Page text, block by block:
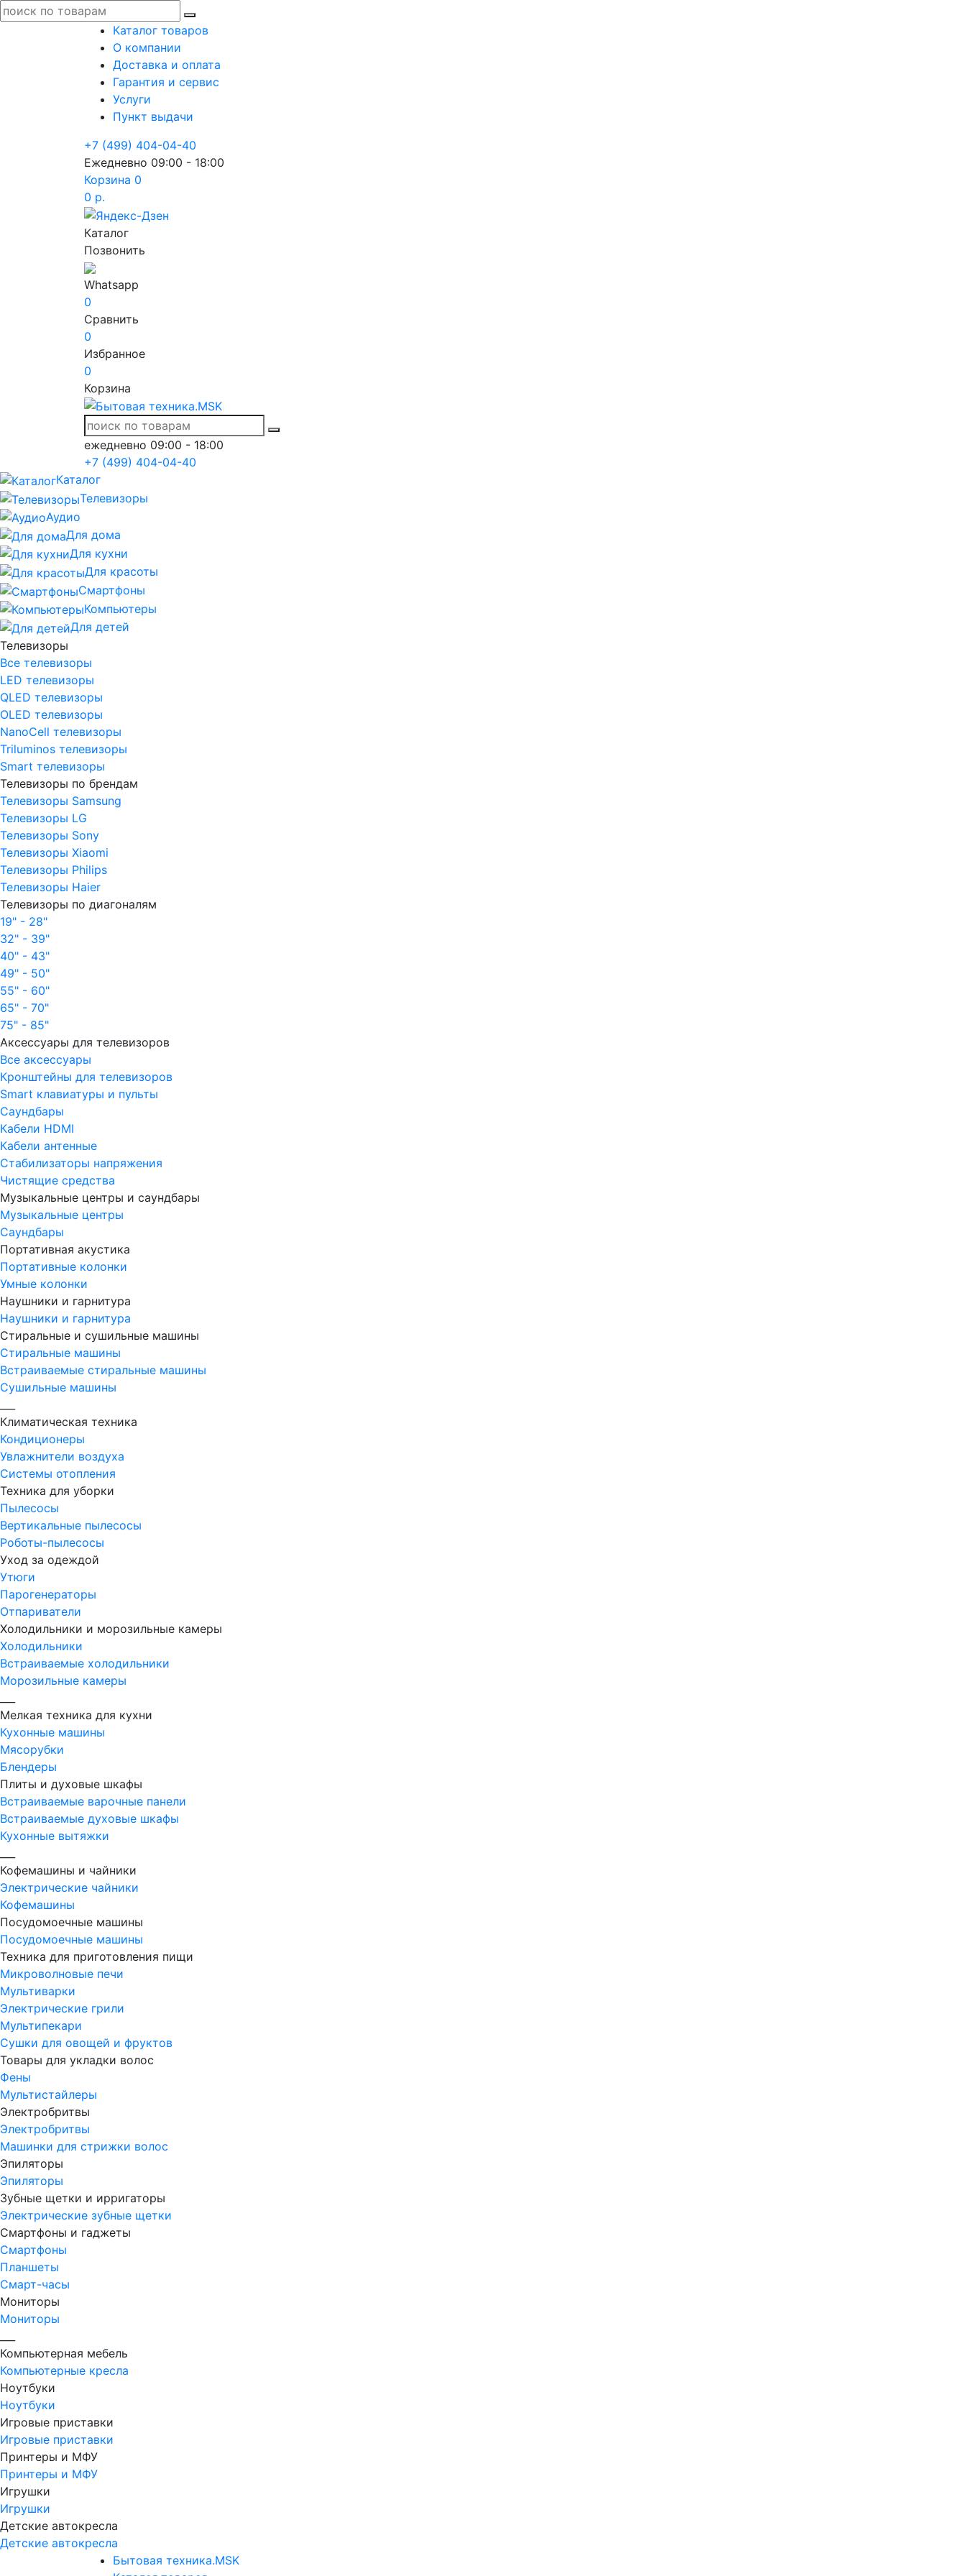
Каталог товаров
О компании
Доставка и оплата
Гарантия и сервис
Услуги
Пункт выдачи
+7 (499) 404-04-40
Ежедневно 09:00 - 18:00
Корзина 0
0 р.
Каталог
Позвонить
Whatsapp
0
Сравнить
0
Избранное
0
Корзина
ежедневно 09:00 - 18:00
+7 (499) 404-04-40
Каталог
Телевизоры
Аудио
Для дома
Для кухни
Для красоты
Смартфоны
Компьютеры
Для детей
Телевизоры
Все телевизоры
LED телевизоры
QLED телевизоры
OLED телевизоры
NanoCell телевизоры
Triluminos телевизоры
Smart телевизоры
Телевизоры по брендам
Телевизоры Samsung
Телевизоры LG
Телевизоры Sony
Телевизоры Xiaomi
Телевизоры Philips
Телевизоры Haier
Телевизоры по диагоналям
19" - 28"
32" - 39"
40" - 43"
49" - 50"
55" - 60"
65" - 70"
75" - 85"
Аксессуары для телевизоров
Все аксессуары
Кронштейны для телевизоров
Smart клавиатуры и пульты
Саундбары
Кабели HDMI
Кабели антенные
Стабилизаторы напряжения
Чистящие средства
Музыкальные центры и саундбары
Музыкальные центры
Саундбары
Портативная акустика
Портативные колонки
Умные колонки
Наушники и гарнитура
Наушники и гарнитура
Стиральные и сушильные машины
Стиральные машины
Встраиваемые стиральные машины
Сушильные машины
Климатическая техника
Кондиционеры
Увлажнители воздуха
Системы отопления
Техника для уборки
Пылесосы
Вертикальные пылесосы
Роботы-пылесосы
Уход за одеждой
Утюги
Парогенераторы
Отпариватели
Холодильники и морозильные камеры
Холодильники
Встраиваемые холодильники
Морозильные камеры
Мелкая техника для кухни
Кухонные машины
Мясорубки
Блендеры
Плиты и духовые шкафы
Встраиваемые варочные панели
Встраиваемые духовые шкафы
Кухонные вытяжки
Кофемашины и чайники
Электрические чайники
Кофемашины
Посудомоечные машины
Посудомоечные машины
Техника для приготовления пищи
Микроволновые печи
Мультиварки
Электрические грили
Мультипекари
Сушки для овощей и фруктов
Товары для укладки волос
Фены
Мультистайлеры
Электробритвы
Электробритвы
Машинки для стрижки волос
Эпиляторы
Эпиляторы
Зубные щетки и ирригаторы
Электрические зубные щетки
Смартфоны и гаджеты
Смартфоны
Планшеты
Смарт-часы
Мониторы
Мониторы
Компьютерная мебель
Компьютерные кресла
Ноутбуки
Ноутбуки
Игровые приставки
Игровые приставки
Принтеры и МФУ
Принтеры и МФУ
Игрушки
Игрушки
Детские автокресла
Детские автокресла
Бытовая техника.MSK